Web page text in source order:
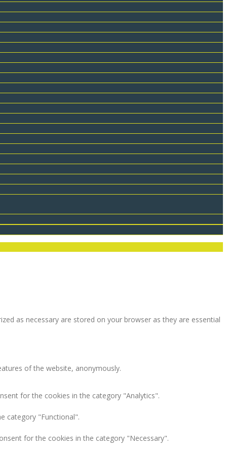
as necessary are stored on your browser as they are essential
of the website, anonymously.
for the cookies in the category "Analytics".
category "Functional".
for the cookies in the category "Necessary".